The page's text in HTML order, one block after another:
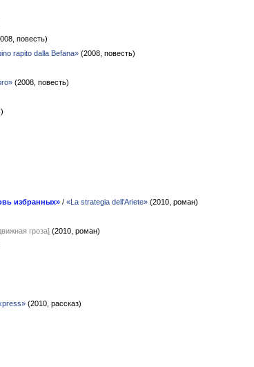
повесть)
rapito dalla Befana» (2008, повесть)
(2008, повесть)
избранных» / «La strategia dell'Ariete» (2010, роман)
гроза] (2010, роман)
(2010, рассказ)